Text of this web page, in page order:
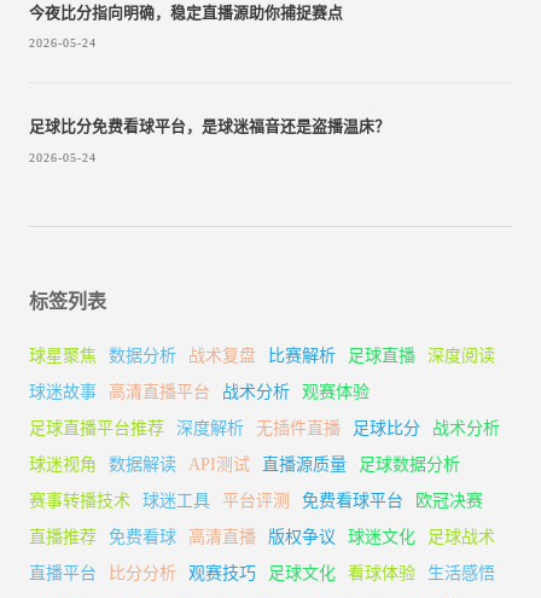
今夜比分指向明确，稳定直播源助你捕捉赛点
2026-05-24
足球比分免费看球平台，是球迷福音还是盗播温床？
2026-05-24
标签列表
球星聚焦 数据分析 战术复盘 比赛解析 足球直播
深度阅读
球迷故事
高清直播平台 战术分析
观赛体验
足球直播平台推荐
深度解析 无插件直播 足球比分
战术分析
球迷视角
数据解读 API测试 直播源质量
足球数据分析
赛事转播技术
球迷工具 平台评测 免费看球平台
欧冠决赛
直播推荐
免费看球 高清直播 版权争议 球迷文化
足球战术
直播平台
比分分析 观赛技巧 足球文化 看球体验
生活感悟